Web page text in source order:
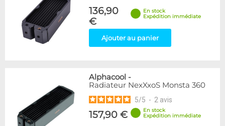
136,90
€
En stock
Expédition immédiate
Ajouter au panier
Alphacool -
Radiateur NexXxoS Monsta 360
5/5 - 2 avis
157,90 €
En stock
Expédition immédiate